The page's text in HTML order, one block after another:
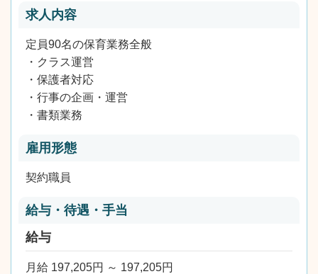
求人内容
定員90名の保育業務全般
・クラス運営
・保護者対応
・行事の企画・運営
・書類業務
雇用形態
契約職員
給与・待遇・手当
給与
月給 197,205円 ～ 197,205円